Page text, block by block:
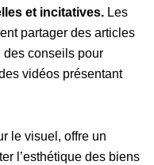
et incitatives. Les
partager des articles
des conseils pour
vidéos présentant
le visuel, offre un
l’esthétique des biens